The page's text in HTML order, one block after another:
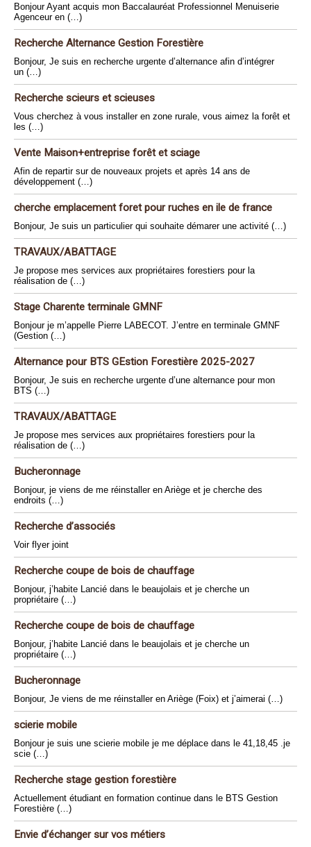
Bonjour Ayant acquis mon Baccalauréat Professionnel Menuiserie
Agenceur en (…)
Recherche Alternance Gestion Forestière
Bonjour, Je suis en recherche urgente d’alternance afin d’intégrer
un (…)
Recherche scieurs et scieuses
Vous cherchez à vous installer en zone rurale, vous aimez la forêt et
les (…)
Vente Maison+entreprise forêt et sciage
Afin de repartir sur de nouveaux projets et après 14 ans de
développement (…)
cherche emplacement foret pour ruches en ile de france
Bonjour, Je suis un particulier qui souhaite démarer une activité (…)
TRAVAUX/ABATTAGE
Je propose mes services aux propriétaires forestiers pour la
réalisation de (…)
Stage Charente terminale GMNF
Bonjour je m’appelle Pierre LABECOT. J’entre en terminale GMNF
(Gestion (…)
Alternance pour BTS GEstion Forestière 2025-2027
Bonjour, Je suis en recherche urgente d’une alternance pour mon
BTS (…)
TRAVAUX/ABATTAGE
Je propose mes services aux propriétaires forestiers pour la
réalisation de (…)
Bucheronnage
Bonjour, je viens de me réinstaller en Ariège et je cherche des
endroits (…)
Recherche d’associés
Voir flyer joint
Recherche coupe de bois de chauffage
Bonjour, j’habite Lancié dans le beaujolais et je cherche un
propriétaire (…)
Recherche coupe de bois de chauffage
Bonjour, j’habite Lancié dans le beaujolais et je cherche un
propriétaire (…)
Bucheronnage
Bonjour, Je viens de me réinstaller en Ariège (Foix) et j’aimerai (…)
scierie mobile
Bonjour je suis une scierie mobile je me déplace dans le 41,18,45 .je
scie (…)
Recherche stage gestion forestière
Actuellement étudiant en formation continue dans le BTS Gestion
Forestière (…)
Envie d’échanger sur vos métiers